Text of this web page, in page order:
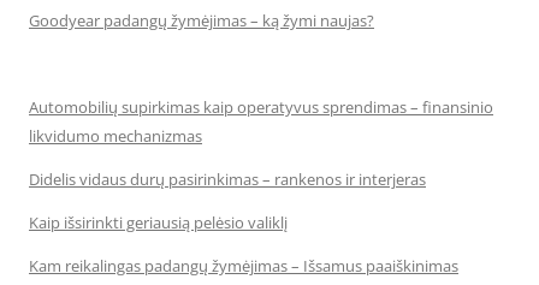
Goodyear padangų žymėjimas – ką žymi naujas?
Automobilių supirkimas kaip operatyvus sprendimas – finansinio
likvidumo mechanizmas
Didelis vidaus durų pasirinkimas – rankenos ir interjeras
Kaip išsirinkti geriausią pelėsio valiklį
Kam reikalingas padangų žymėjimas – Išsamus paaiškinimas